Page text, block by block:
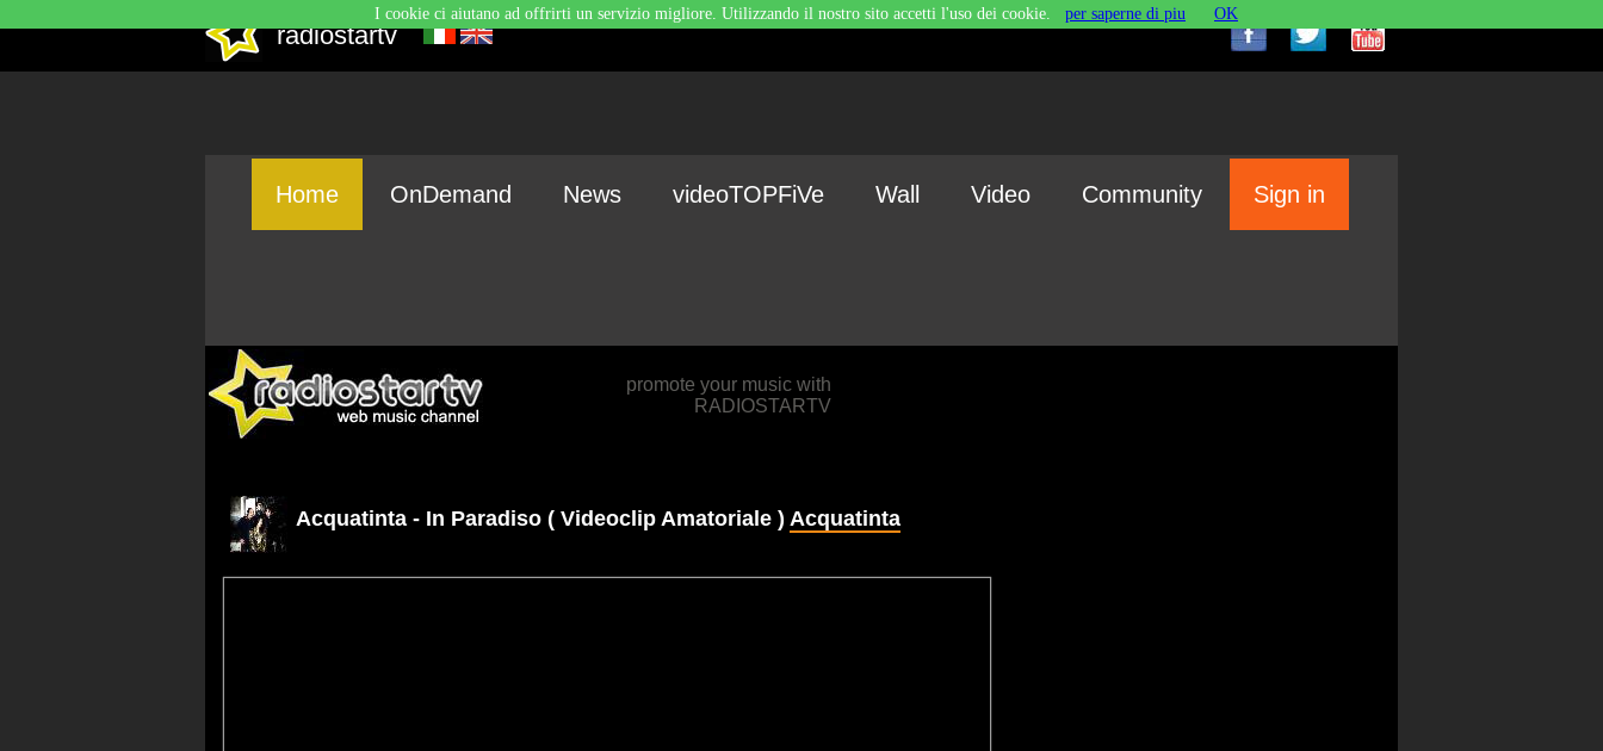
radiostartv
Home OnDemand News videoTOPFiVe Wall Video Community Sign in
promote your music with
RADIOSTARTV
Acquatinta - In Paradiso ( Videoclip Amatoriale ) Acquatinta
I cookie ci aiutano ad offrirti un servizio migliore. Utilizzando il nostro sito accetti l'uso dei cookie. per saperne di piu OK